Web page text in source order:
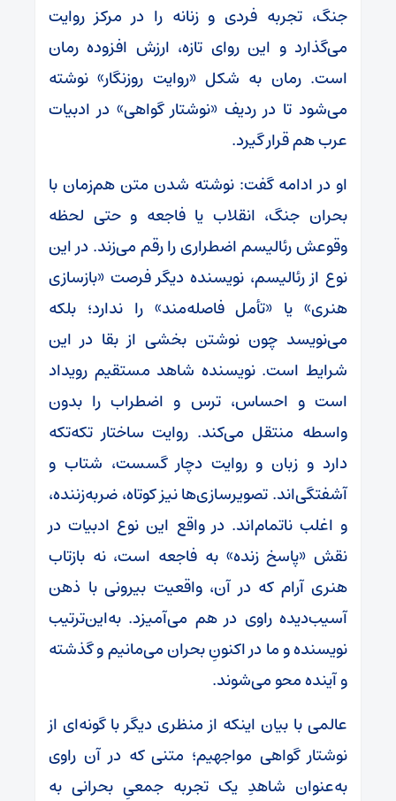
جنگ، تجربه فردی و زنانه را در مرکز روایت
می‌گذارد و این روای تازه، ارزش افزوده رمان
است. رمان به شکل «روایت روزنگار» نوشته
می‌شود تا در ردیف «نوشتار گواهی» در ادبیات
عرب هم قرار گیرد.
او در ادامه گفت: نوشته شدن متن هم‌زمان با
بحران جنگ، انقلاب یا فاجعه و حتی لحظه
وقوعش رئالیسم اضطراری را رقم می‌زند. در این
نوع از رئالیسم، نویسنده دیگر فرصت «بازسازی
هنری» یا «تأمل فاصله‌مند» را ندارد؛ بلکه
می‌نویسد چون نوشتن بخشی از بقا در این
شرایط است. نویسنده شاهد مستقیم رویداد
است و احساس، ترس و اضطراب را بدون
واسطه منتقل می‌کند. روایت ساختار تکه‌تکه
دارد و زبان و روایت دچار گسست، شتاب و
آشفتگی‌اند. تصویرسازی‌ها نیز کوتاه، ضربه‌زننده،
و اغلب ناتمام‌اند. در واقع این نوع ادبیات در
نقش «پاسخ زنده» به فاجعه است، نه بازتاب
هنری آرام که در آن، واقعیت بیرونی با ذهن
آسیب‌دیده راوی در هم می‌آمیزد. به‌این‌ترتیب
نویسنده و ما در اکنونِ بحران می‌مانیم و گذشته
و آینده محو می‌شوند.
عالمی با بیان اینکه از منظری دیگر با گونه‌ای از
نوشتار گواهی مواجهیم؛ متنی که در آن راوی
به‌عنوان شاهدِ یک تجربه جمعیِ بحرانی به